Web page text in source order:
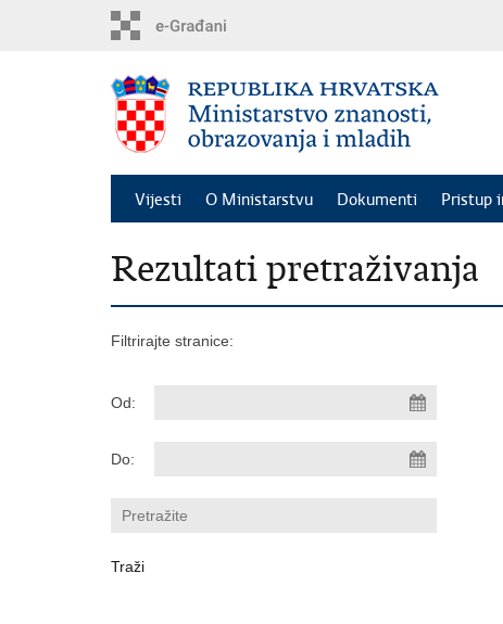
Vijesti O Ministarstvu Dokumenti Pristup
Rezultati pretraživanja
Filtrirajte stranice:
Od:
Do: